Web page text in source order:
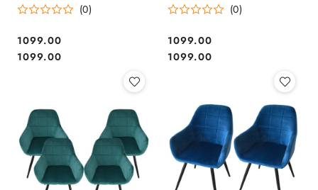
NOWOCZESNE
(0)
Cena:
1099.00
Cena:
1099.00
NOWOCZESNE STYLOWE
(0)
Cena:
1099.00
Cena:
1099.00